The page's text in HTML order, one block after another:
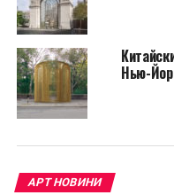
Нью-
АРТ НОВИНИ